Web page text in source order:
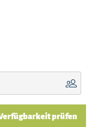
prüfen